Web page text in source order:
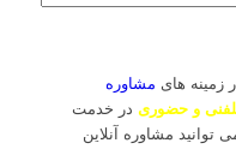
مشاوره
و حضوری در خدمت
مشاوره آنلاین